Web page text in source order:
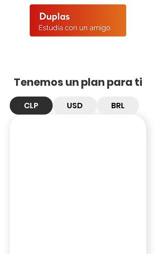
Tenemos un plan para ti
CLP USD BRL